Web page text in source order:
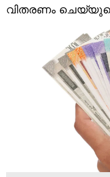
Short Videos
വിതരണം